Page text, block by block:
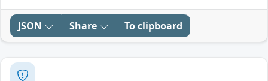
JSON Share To clipboard